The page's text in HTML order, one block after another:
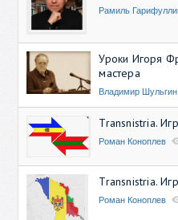
Рамиль
Уроки Игоря
мастера
Владимир Шульгин
Transnistria.
Роман Коноплев
Transnistria.
Роман Коноплев